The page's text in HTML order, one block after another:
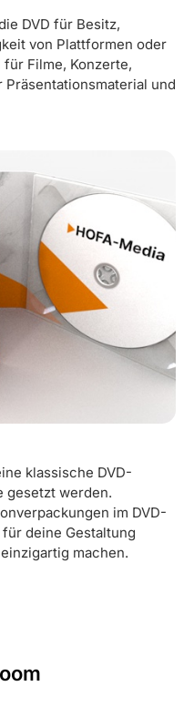
DVD für Besitz,
von Plattformen oder
Filme, Konzerte,
und
klassische DVD-
gesetzt werden.
im DVD-
deine Gestaltung
machen.